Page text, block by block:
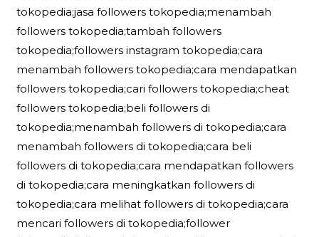
tokopedia;jasa followers tokopedia;menambah
followers tokopedia;tambah followers
tokopedia;followers instagram tokopedia;cara
menambah followers tokopedia;cara mendapatkan
followers tokopedia;cari followers tokopedia;cheat
followers tokopedia;beli followers di
tokopedia;menambah followers di tokopedia;cara
menambah followers di tokopedia;cara beli
followers di tokopedia;cara mendapatkan followers
di tokopedia;cara meningkatkan followers di
tokopedia;cara melihat followers di tokopedia;cara
mencari followers di tokopedia;follower